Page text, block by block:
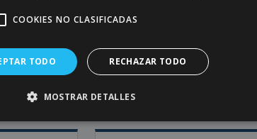
atlética
La combinación más
glandular por incisión
componente graso y
ginecomastia mixta.
COOKIES NO CLASIFICADAS
TODO RECHAZAR TODO
MOSTRAR DETALLES